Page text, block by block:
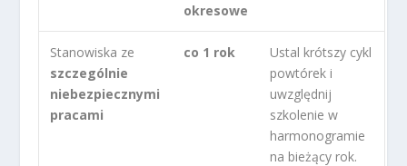
okresowe
Stanowiska ze
szczególnie
niebezpiecznymi
pracami
co 1 rok
Ustal krótszy cykl
powtórek i
uwzględnij
szkolenie w
harmonogramie
na bieżący rok.